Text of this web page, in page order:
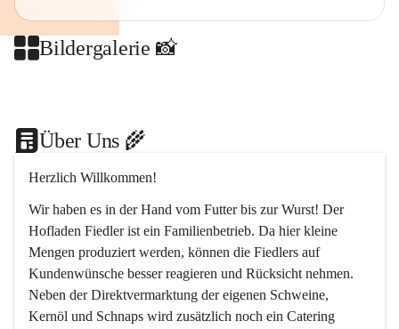
Bildergalerie 📸
Über Uns 🌾
Herzlich Willkommen!
Wir haben es in der Hand vom Futter bis zur Wurst! Der
Hofladen Fiedler ist ein Familienbetrieb. Da hier kleine
Mengen produziert werden, können die Fiedlers auf
Kundenwünsche besser reagieren und Rücksicht nehmen.
Neben der Direktvermarktung der eigenen Schweine,
Kernöl und Schnaps wird zusätzlich noch ein Catering